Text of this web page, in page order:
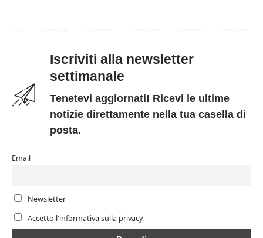
Iscriviti alla newsletter
settimanale
Tenetevi aggiornati! Ricevi le ultime
notizie direttamente nella tua casella di
posta.
Email
Newsletter
Accetto l'informativa sulla privacy.